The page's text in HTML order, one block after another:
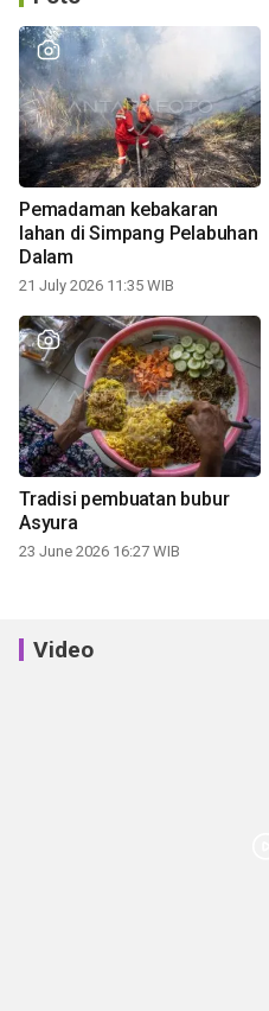
Pemadaman kebakaran
lahan di Simpang Pelabuhan
Dalam
21 July 2026 11:35 WIB
Tradisi pembuatan bubur
Asyura
23 June 2026 16:27 WIB
Video